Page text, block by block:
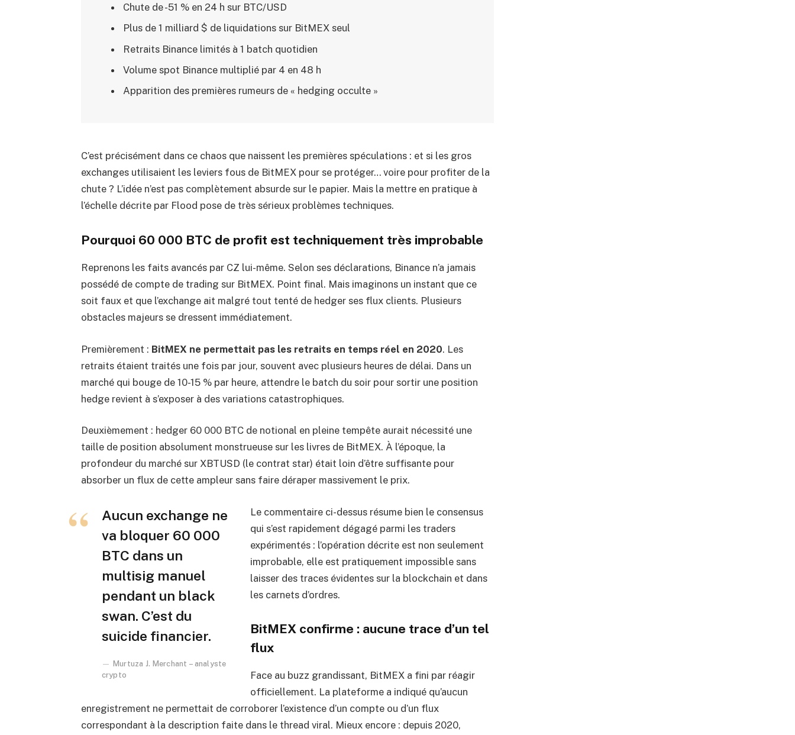
Chute de -51 % en 24 h sur BTC/USD
Plus de 1 milliard $ de liquidations sur BitMEX seul
Retraits Binance limités à 1 batch quotidien
Volume spot Binance multiplié par 4 en 48 h
Apparition des premières rumeurs de « hedging occulte »
C’est précisément dans ce chaos que naissent les premières spéculations : et si les gros
exchanges utilisaient les leviers fous de BitMEX pour se protéger… voire pour profiter de la
chute ? L’idée n’est pas complètement absurde sur le papier. Mais la mettre en pratique à
l’échelle décrite par Flood pose de très sérieux problèmes techniques.
Pourquoi 60 000 BTC de profit est techniquement très improbable
Reprenons les faits avancés par CZ lui-même. Selon ses déclarations, Binance n’a jamais
possédé de compte de trading sur BitMEX. Point final. Mais imaginons un instant que ce
soit faux et que l’exchange ait malgré tout tenté de hedger ses flux clients. Plusieurs
obstacles majeurs se dressent immédiatement.
Premièrement : BitMEX ne permettait pas les retraits en temps réel en 2020. Les
retraits étaient traités une fois par jour, souvent avec plusieurs heures de délai. Dans un
marché qui bouge de 10-15 % par heure, attendre le batch du soir pour sortir une position
hedge revient à s’exposer à des variations catastrophiques.
Deuxièmement : hedger 60 000 BTC de notional en pleine tempête aurait nécessité une
taille de position absolument monstrueuse sur les livres de BitMEX. À l’époque, la
profondeur du marché sur XBTUSD (le contrat star) était loin d’être suffisante pour
absorber un flux de cette ampleur sans faire déraper massivement le prix.
Aucun exchange ne
va bloquer 60 000
BTC dans un
multisig manuel
pendant un black
swan. C’est du
suicide financier.
Murtuza J. Merchant – analyste
crypto
Le commentaire ci-dessus résume bien le consensus
qui s’est rapidement dégagé parmi les traders
expérimentés : l’opération décrite est non seulement
improbable, elle est pratiquement impossible sans
laisser des traces évidentes sur la blockchain et dans
les carnets d’ordres.
BitMEX confirme : aucune trace d’un tel
flux
Face au buzz grandissant, BitMEX a fini par réagir
officiellement. La plateforme a indiqué qu’aucun
enregistrement ne permettait de corroborer l’existence d’un compte ou d’un flux
correspondant à la description faite dans le thread viral. Mieux encore : depuis 2020,